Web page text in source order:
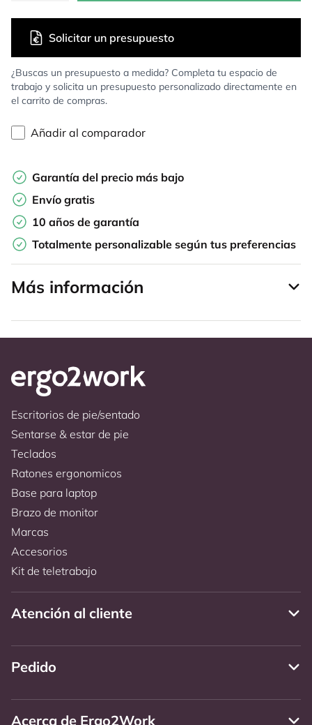
¿Buscas un presupuesto a medida? Completa tu espacio de
trabajo y solicita un presupuesto personalizado directamente en
el carrito de compras.
Solicitar un presupuesto
Añadir al comparador
Garantía del precio más bajo
Envío gratis
10 años de garantía
Totalmente personalizable según tus preferencias
Más información
Escritorios de pie/sentado
Sentarse & estar de pie
Teclados
Ratones ergonomicos
Base para laptop
Brazo de monitor
Marcas
Accesorios
Kit de teletrabajo
Atención al cliente
Pedido
Acerca de Ergo2Work